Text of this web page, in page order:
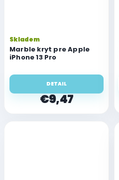
Marble kryt pre Apple
iPhone 13 Pro
Skladem
€9,47
DETAIL